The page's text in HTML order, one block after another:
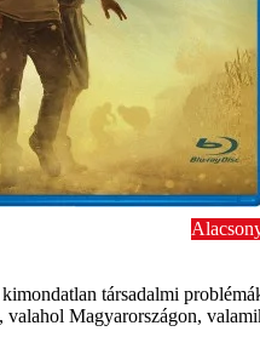
társadalmi
Magyarországon,